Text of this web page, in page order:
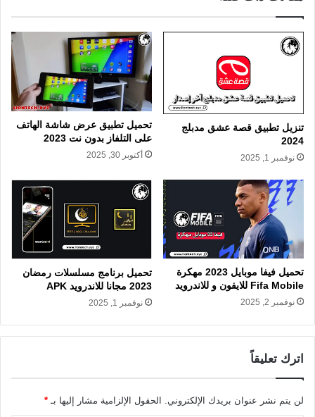
تنزيل تطبيق قصة عشق مدبلج
2024
نوفمبر 1, 2025
تحميل تطبيق عرض شاشة الهاتف
على التلفاز بدون نت 2023
أكتوبر 30, 2025
تحميل فيفا موبايل 2023 مهكرة
Fifa Mobile للايفون و للاندرويد
نوفمبر 2, 2025
تحميل برنامج مسلسلات رمضان
2023 مجانا للاندرويد APK
نوفمبر 1, 2025
اترك تعليقاً
لن يتم نشر عنوان بريدك الإلكتروني. الحقول الإلزامية مشار إليها بـ *